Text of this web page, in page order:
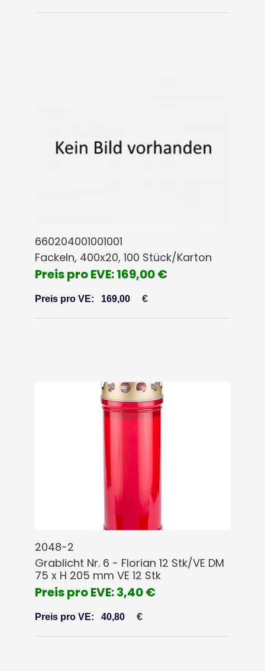
660204001001001
Fackeln, 400x20, 100 Stück/Karton
Preis pro EVE: 169,00 €
Preis pro VE: 169,00 €
2048-2
Grablicht Nr. 6 - Florian 12 Stk/VE DM
75 x H 205 mm VE 12 Stk
Preis pro EVE: 3,40 €
Preis pro VE: 40,80 €